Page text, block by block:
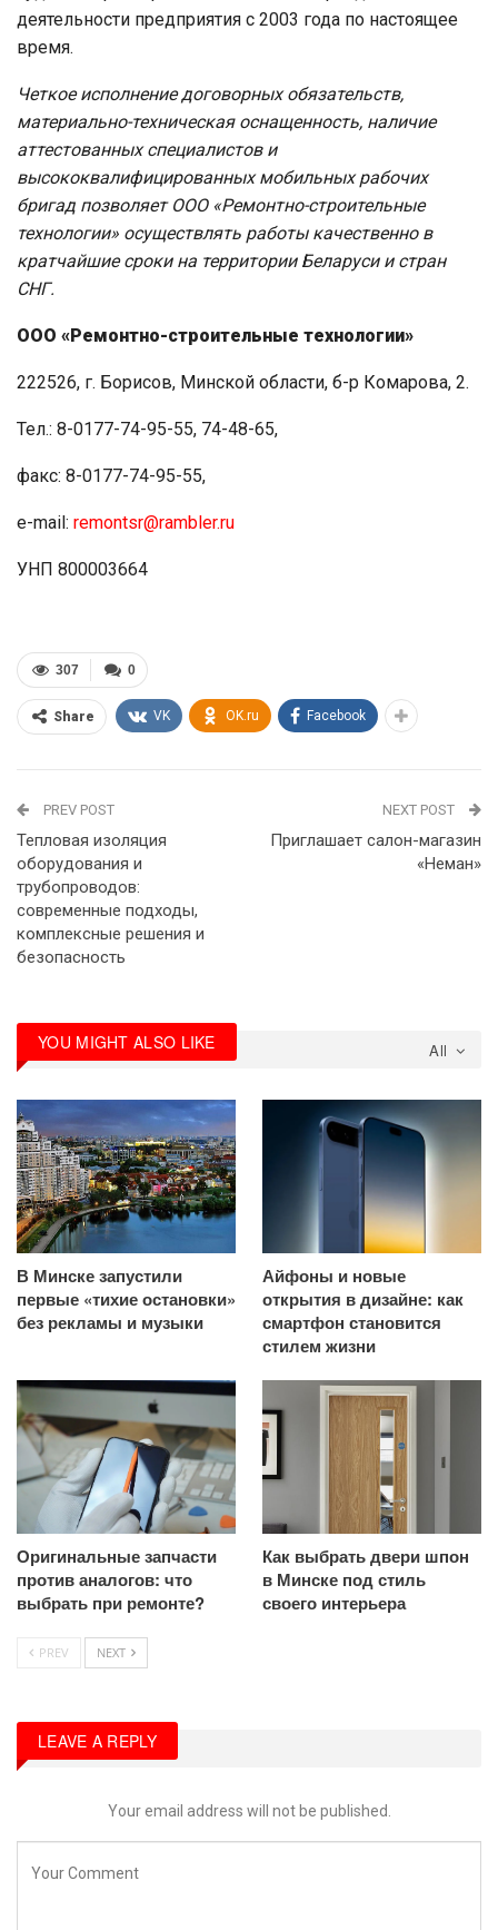
деятельности предприятия с 2003 года по настоящее
время.
Четкое исполнение договорных обязательств,
материально-техническая оснащенность, наличие
аттестованных специалистов и
высококвалифицированных мобильных рабочих
бригад позволяет ООО «Ремонтно-строительные
технологии» осуществлять работы качественно в
кратчайшие сроки на территории Беларуси и стран
СНГ.
ООО «Ремонтно-строительные технологии»
222526, г. Борисов, Минской области, б-р Комарова, 2.
Тел.: 8-0177-74-95-55, 74-48-65,
факс: 8-0177-74-95-55,
e-mail: remontsr@rambler.ru
УНП 800003664
0
307
Share VK OK.ru Facebook
PREV POST
Тепловая изоляция
оборудования и
трубопроводов:
современные подходы,
комплексные решения и
безопасность
NEXT POST
Приглашает салон-магазин
«Неман»
All
YOU MIGHT ALSO LIKE
В Минске запустили
первые «тихие остановки»
без рекламы и музыки
Айфоны и новые
открытия в дизайне: как
смартфон становится
стилем жизни
Оригинальные запчасти
против аналогов: что
выбрать при ремонте?
Как выбрать двери шпон
в Минске под стиль
своего интерьера
PREV NEXT
LEAVE A REPLY
Your email address will not be published.